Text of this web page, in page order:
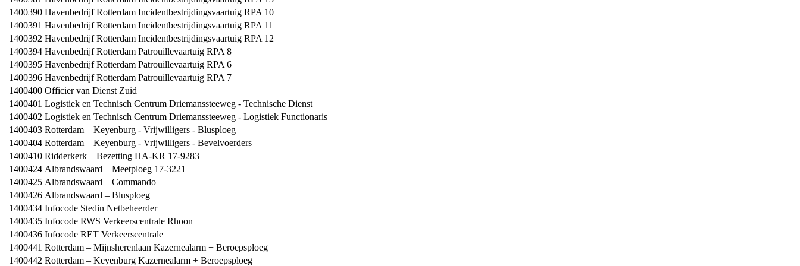
1400390 Havenbedrijf Rotterdam Incidentbestrijdingsvaartuig RPA 10
1400391 Havenbedrijf Rotterdam Incidentbestrijdingsvaartuig RPA 11
1400392 Havenbedrijf Rotterdam Incidentbestrijdingsvaartuig RPA 12
1400394 Havenbedrijf Rotterdam Patrouillevaartuig RPA 8
1400395 Havenbedrijf Rotterdam Patrouillevaartuig RPA 6
1400396 Havenbedrijf Rotterdam Patrouillevaartuig RPA 7
1400400 Officier van Dienst Zuid
1400401 Logistiek en Technisch Centrum Driemanssteeweg - Technische Dienst
1400402 Logistiek en Technisch Centrum Driemanssteeweg - Logistiek Functionaris
1400403 Rotterdam – Keyenburg - Vrijwilligers - Blusploeg
1400404 Rotterdam – Keyenburg - Vrijwilligers - Bevelvoerders
1400410 Ridderkerk – Bezetting HA-KR 17-9283
1400424 Albrandswaard – Meetploeg 17-3221
1400425 Albrandswaard – Commando
1400426 Albrandswaard – Blusploeg
1400434 Infocode Stedin Netbeheerder
1400435 Infocode RWS Verkeerscentrale Rhoon
1400436 Infocode RET Verkeerscentrale
1400441 Rotterdam – Mijnsherenlaan Kazernealarm + Beroepsploeg
1400442 Rotterdam – Keyenburg Kazernealarm + Beroepsploeg